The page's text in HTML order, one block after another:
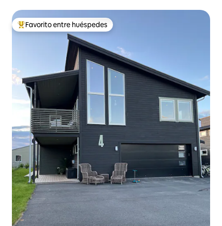
Favorito entre huéspedes preferido
Favorito entre huéspedes